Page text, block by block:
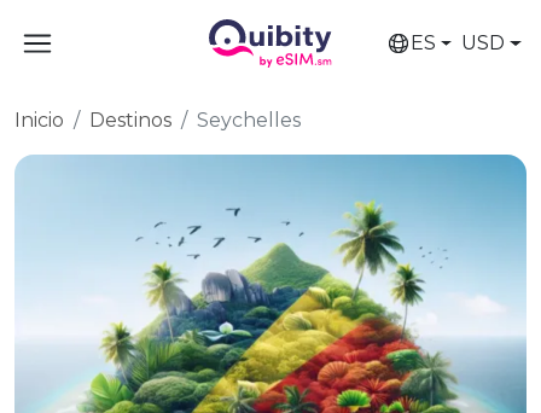
ES USD
Inicio Destinos Seychelles